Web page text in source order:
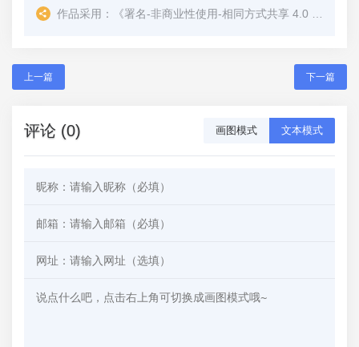
作品采用：
《署名-非商业性使用-相同方式共享 4.0 国际 (CC BY-NC-SA 4.0)
上一篇 下一篇
评论 (0) 画图模式 文本模式